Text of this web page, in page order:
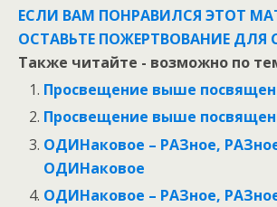
ЕСЛИ ВАМ ПОНРАВИЛСЯ ЭТОТ
ОСТАВЬТЕ ПОЖЕРТВОВАНИЕ ДЛЯ
Также читайте - возможно по
Просвещение выше
Просвещение выше
ОДИНаковое – РАЗное,
ОДИНаковое
ОДИНаковое – РАЗное,